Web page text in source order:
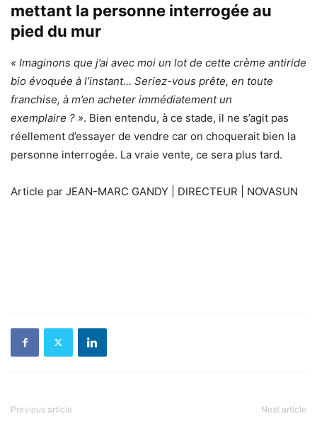
mettant la personne interrogée au
pied du mur
« Imaginons que j’ai avec moi un lot de cette crème antiride
bio évoquée à l’instant… Seriez-vous prête, en toute
franchise, à m’en acheter immédiatement un
exemplaire ? ». Bien entendu, à ce stade, il ne s’agit pas
réellement d’essayer de vendre car on choquerait bien la
personne interrogée. La vraie vente, ce sera plus tard.
Article par JEAN-MARC GANDY | DIRECTEUR | NOVASUN
Previous article Next article